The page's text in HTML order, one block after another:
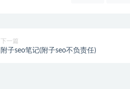
下一篇
附子seo笔记(附子seo不负责任)